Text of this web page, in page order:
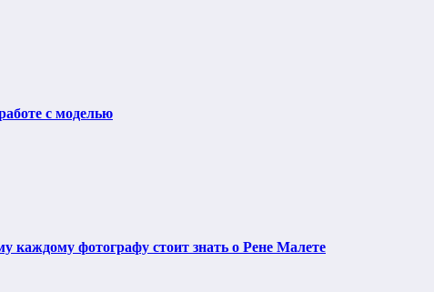
с моделью
каждому фотографу стоит знать о Рене Малете